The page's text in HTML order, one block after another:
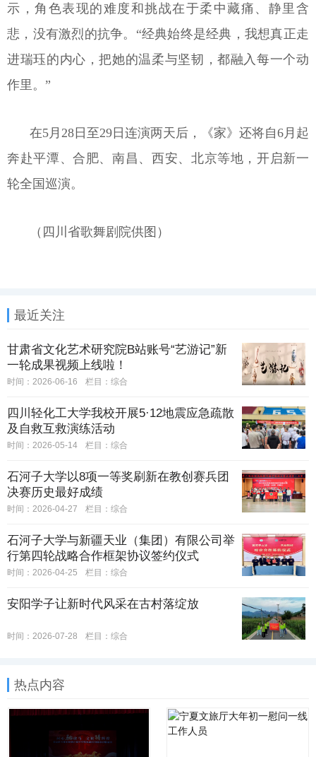
示，角色表现的难度和挑战在于柔中藏痛、静里含
悲，没有激烈的抗争。“经典始终是经典，我想真正走
进瑞珏的内心，把她的温柔与坚韧，都融入每一个动
作里。”
在5月28日至29日连演两天后，《家》还将自6月起
奔赴平潭、合肥、南昌、西安、北京等地，开启新一
轮全国巡演。
（四川省歌舞剧院供图）
最近关注
甘肃省文化艺术研究院B站账号“艺游记”新
一轮成果视频上线啦！
时间：2026-06-16 栏目： 综合
四川轻化工大学我校开展5·12地震应急疏散
及自救互救演练活动
时间：2026-05-14 栏目： 综合
石河子大学以8项一等奖刷新在教创赛兵团
决赛历史最好成绩
时间：2026-04-27 栏目： 综合
石河子大学与新疆天业（集团）有限公司举
行第四轮战略合作框架协议签约仪式
时间：2026-04-25 栏目： 综合
安阳学子让新时代风采在古村落绽放
时间：2026-07-28 栏目： 综合
热点内容